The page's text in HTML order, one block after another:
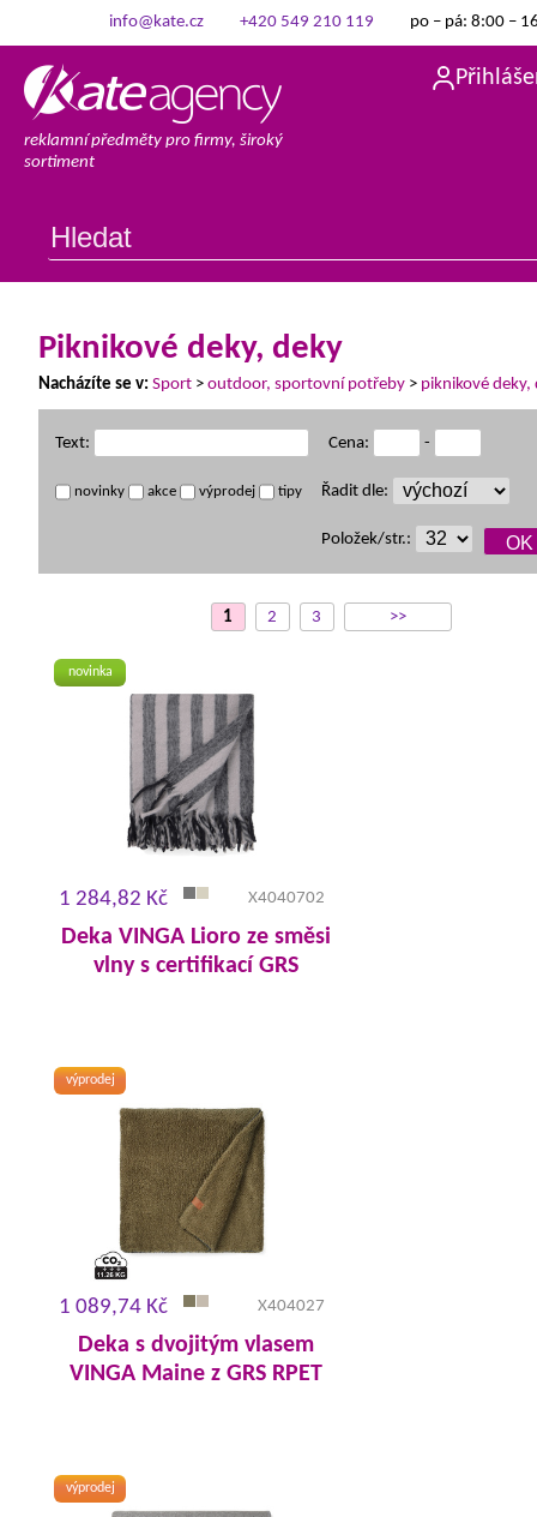
info@kate.cz +420 549 210 119 po – pá: 8:00 –
reklamní předměty pro firmy, široký
sortiment
Piknikové deky, deky
Nacházíte se v: Sport > outdoor, sportovní potřeby > piknikové deky,
Text: Cena: -
novinky akce výprodej tipy Řadit dle:
Položek/str.:
1 2 3 >>
novinka
1 284,82 Kč X4040702
Deka VINGA Lioro ze směsi
vlny s certifikací GRS
výprodej
1 089,74 Kč X404027
Deka s dvojitým vlasem
VINGA Maine z GRS RPET
výprodej